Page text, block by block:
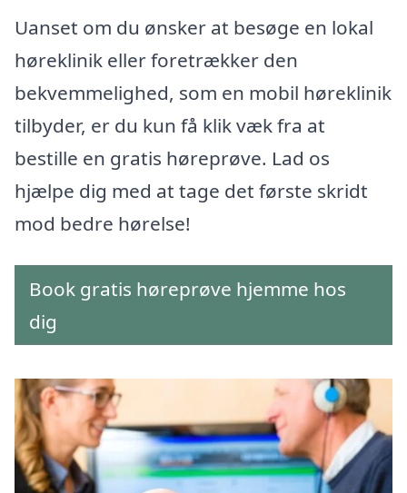
Uanset om du ønsker at besøge en lokal
høreklinik eller foretrækker den
bekvemmelighed, som en mobil høreklinik
tilbyder, er du kun få klik væk fra at
bestille en gratis høreprøve. Lad os
hjælpe dig med at tage det første skridt
mod bedre hørelse!
Book gratis høreprøve hjemme hos
dig